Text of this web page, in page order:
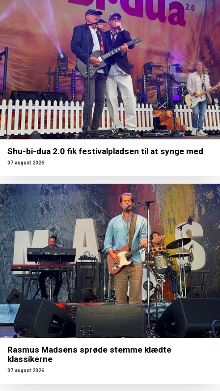
Shu-bi-dua 2.0 fik festivalpladsen til at synge med
07 august 2026
Rasmus Madsens sprøde stemme klædte
klassikerne
07 august 2026